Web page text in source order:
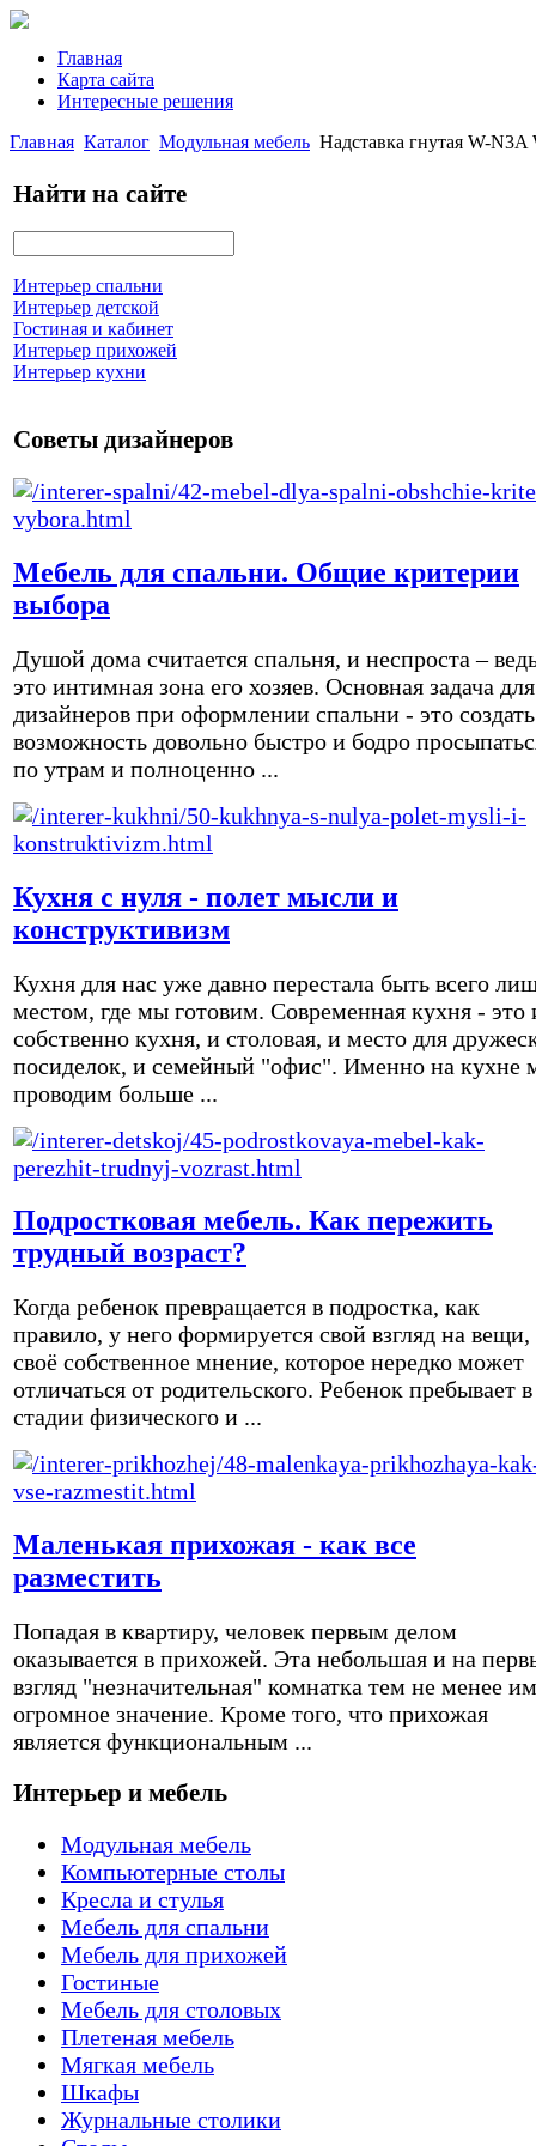
Главная
Карта сайта
Интересные решения
Главная Каталог Модульная мебель Надставка гнутая W-
Найти на сайте
Интерьер спальни
Интерьер детской
Гостиная и кабинет
Интерьер прихожей
Интерьер кухни
Советы дизайнеров
Мебель для спальни. Общие критерии
выбора
Душой дома считается спальня, и неспроста –
это интимная зона его хозяев. Основная задача для
дизайнеров при оформлении спальни - это создать
возможность довольно быстро и бодро
по утрам и полноценно ...
Кухня с нуля - полет мысли и
конструктивизм
Кухня для нас уже давно перестала быть всего
местом, где мы готовим. Современная кухня - это
собственно кухня, и столовая, и место для
посиделок, и семейный "офис". Именно на кухне
проводим больше ...
Подростковая мебель. Как пережить
трудный возраст?
Когда ребенок превращается в подростка, как
правило, у него формируется свой взгляд на вещи,
своё собственное мнение, которое нередко может
отличаться от родительского. Ребенок пребывает в
стадии физического и ...
Маленькая прихожая - как все
разместить
Попадая в квартиру, человек первым делом
оказывается в прихожей. Эта небольшая и на
взгляд "незначительная" комнатка тем не менее
огромное значение. Кроме того, что прихожая
является функциональным ...
Интерьер и мебель
Модульная мебель
Компьютерные столы
Кресла и стулья
Мебель для спальни
Мебель для прихожей
Гостиные
Мебель для столовых
Плетеная мебель
Мягкая мебель
Шкафы
Журнальные столики